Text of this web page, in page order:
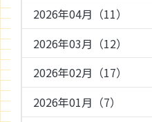
2026年04月（11）
2026年03月（12）
2026年02月（17）
2026年01月（7）